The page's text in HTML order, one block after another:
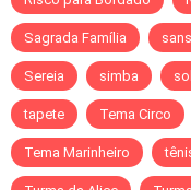
Sagrada Família
Sereia simba sol
tapete Tema Circo
Tema Marinheiro